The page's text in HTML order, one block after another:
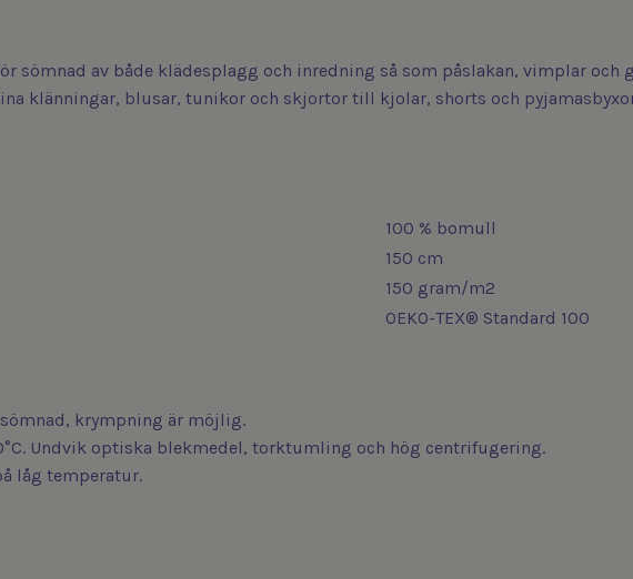
sömnad av både klädesplagg och inredning så som påslakan, vimplar och
klänningar, blusar, tunikor och skjortor till kjolar, shorts och
100 % bomull
150 cm
150 gram/m2
OEKO-TEX® Standard 100
krympning är möjlig.
Undvik optiska blekmedel, torktumling och hög centrifugering.
låg temperatur.